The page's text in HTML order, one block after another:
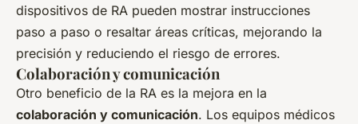
dispositivos de RA pueden mostrar instrucciones
paso a paso o resaltar áreas críticas, mejorando la
precisión y reduciendo el riesgo de errores.
Colaboración y comunicación
Otro beneficio de la RA es la mejora en la
colaboración y comunicación. Los equipos médicos